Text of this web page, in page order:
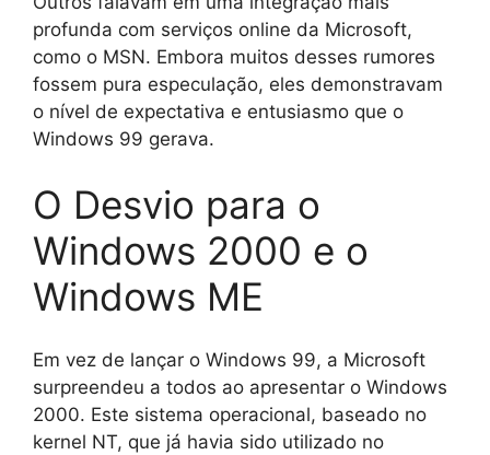
profunda com serviços online da Microsoft,
como o MSN. Embora muitos desses rumores
fossem pura especulação, eles demonstravam
o nível de expectativa e entusiasmo que o
Windows 99 gerava.
O Desvio para o
Windows 2000 e o
Windows ME
Em vez de lançar o Windows 99, a Microsoft
surpreendeu a todos ao apresentar o Windows
2000. Este sistema operacional, baseado no
kernel NT, que já havia sido utilizado no